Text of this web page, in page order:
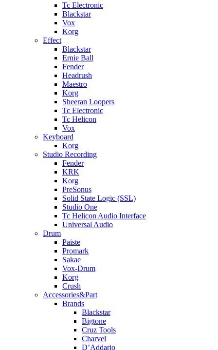
Tc Electronic
Blackstar
Vox
Korg
Effect
Blackstar
Ernie Ball
Fender
Headrush
Maestro
Korg
Sheeran Loopers
Tc Electronic
Tc Helicon
Vox
Keyboard
Korg
Studio Recording
Fender
KRK
Korg
PreSonus
Solid State Logic (SSL)
Studio One
Tc Helicon Audio Interface
Universal Audio
Drum
Paiste
Promark
Sakae
Vox-Drum
Korg
Crush
Accessories&Part
Brands
Blackstar
Bigtone
Cruz Tools
Charvel
D’Addario